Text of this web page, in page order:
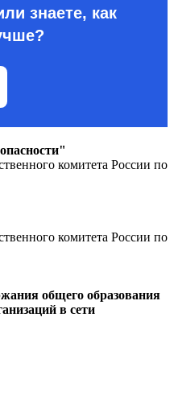
знаете, как
комитета России по
комитета России по
общего образования
в сети